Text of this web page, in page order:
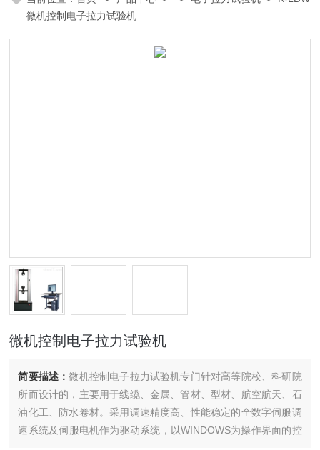
微机控制电子拉力试验机
微机控制电子拉力试验机
简要描述：微机控制电子拉力试验机专门针对高等院校、科研院
所而设计的，主要用于线缆、金属、管材、型材、航空航天、石
油化工、防水卷材。采用调速精度高、性能稳定的全数字伺服调
速系统及伺服电机作为驱动系统，以WINDOWS为操作界面的控